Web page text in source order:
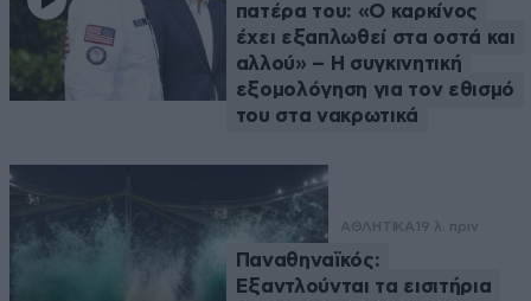
πατέρα του: «Ο καρκίνος
έχει εξαπλωθεί στα οστά και
αλλού» – Η συγκινητική
εξομολόγηση για τον εθισμό
του στα νακρωτικά
ΑΘΛΗΤΙΚΑ 19 λ. πριν
Παναθηναϊκός:
Εξαντλούνται τα εισιτήρια